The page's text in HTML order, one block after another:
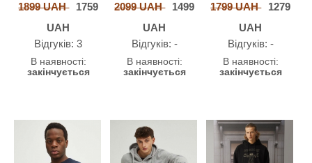
1899 UAH
1759
UAH
Відгуків: 3
В наявності:
закінчується
2099 UAH
1499
UAH
Відгуків: -
В наявності:
закінчується
1799 UAH
1279
UAH
Відгуків: -
В наявності:
закінчується